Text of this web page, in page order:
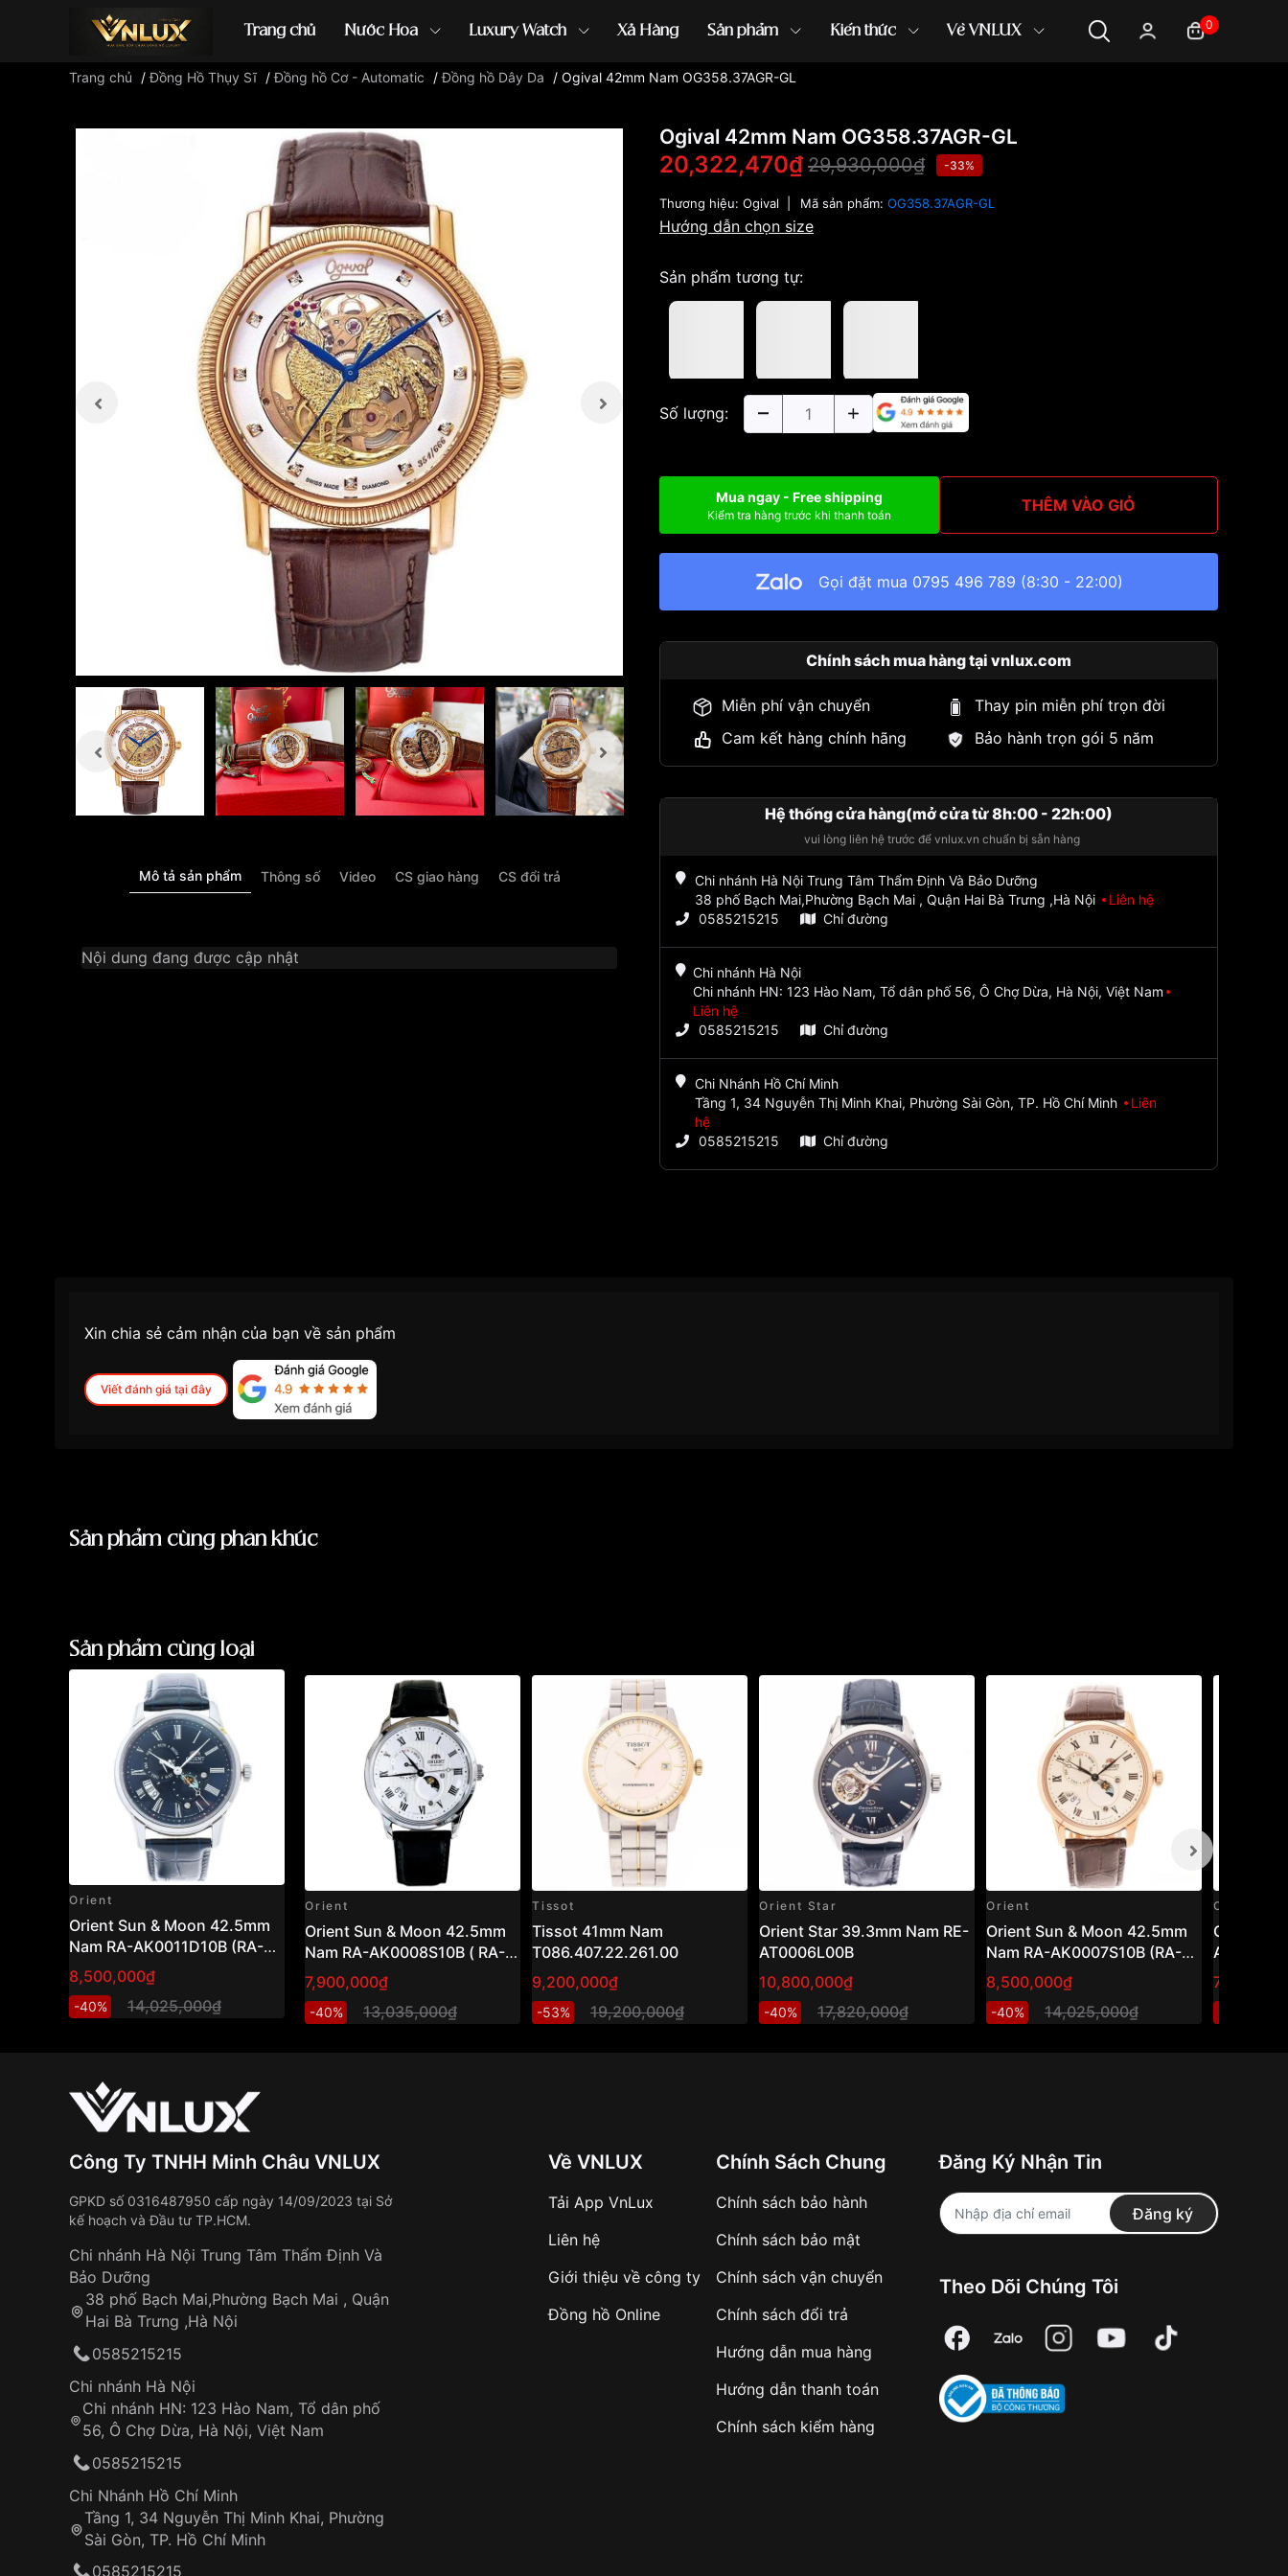
Trang chủ Nước Hoa Luxury Watch Xả Hàng Sản phẩm Kiến thức Về VNLUX 0
Đồng hồ casio đồng hồ G-Shock đồng hồ Orient ...
Trang chủ /Đồng Hồ Thụy Sĩ /Đồng hồ Cơ - Automatic /Đồng hồ Dây Da / Ogival 42mm Nam OG358.37AGR-GL
Mô tả sản phẩm Thông số Video CS giao hàng CS đổi trả
Nội dung đang được cập nhật
Ogival 42mm Nam OG358.37AGR-GL
20,322,470₫ 29,930,000₫ -33%
Thương hiệu: Ogival Mã sản phẩm: OG358.37AGR-GL
Hướng dẫn chọn size
Sản phẩm tương tự:
Số lượng:
Mua ngay - Free shipping
Kiểm tra hàng trước khi thanh toán THÊM VÀO GIỎ
Gọi đặt mua 0795 496 789 (8:30 - 22:00)
Chính sách mua hàng tại vnlux.com
Miễn phí vận chuyển
Thay pin miễn phí trọn đời
Cam kết hàng chính hãng
Bảo hành trọn gói 5 năm
Hệ thống cửa hàng(mở cửa từ 8h:00 - 22h:00)
vui lòng liên hệ trước để vnlux.vn chuẩn bị sẵn hàng
Chi nhánh Hà Nội Trung Tâm Thẩm Định Và Bảo Dưỡng
38 phố Bạch Mai,Phường Bạch Mai , Quận Hai Bà Trưng ,Hà Nội
Liên hệ
0585215215
Chỉ đường
Chi nhánh Hà Nội
Chi nhánh HN: 123 Hào Nam, Tổ dân phố 56, Ô Chợ Dừa, Hà Nội, Việt Nam
Liên hệ
0585215215
Chỉ đường
Chi Nhánh Hồ Chí Minh
Tầng 1, 34 Nguyễn Thị Minh Khai, Phường Sài Gòn, TP. Hồ Chí Minh
Liên
hệ
0585215215
Chỉ đường
Xin chia sẻ cảm nhận của bạn về sản phẩm
Viết đánh giá tại đây
Sản phẩm cùng phân khúc
Sản phẩm cùng loại
Orient
Orient Sun & Moon 42.5mm
Nam RA-AK0011D10B (RA-
AK0011D30B)
8,500,000₫
-40% 14,025,000₫
Orient
Orient Sun & Moon 42.5mm
Nam RA-AK0008S10B ( RA-
AK0008S30B )
7,900,000₫
-40% 13,035,000₫
Tissot
Tissot 41mm Nam
T086.407.22.261.00
9,200,000₫
-53% 19,200,000₫
Orient Star
Orient Star 39.3mm Nam RE-
AT0006L00B
10,800,000₫
-40% 17,820,000₫
Orient
Orient Sun & Moon 42.5mm
Nam RA-AK0007S10B (RA-
AK0007S30B)
8,500,000₫
-40% 14,025,000₫
Orient
Orient
Công Ty TNHH Minh Châu VNLUX
GPKD số 0316487950 cấp ngày 14/09/2023 tại Sở
kế hoạch và Đầu tư TP.HCM.
Chi nhánh Hà Nội Trung Tâm Thẩm Định Và
Bảo Dưỡng
38 phố Bạch Mai,Phường Bạch Mai , Quận
Hai Bà Trưng ,Hà Nội
0585215215
Chi nhánh Hà Nội
Chi nhánh HN: 123 Hào Nam, Tổ dân phố
56, Ô Chợ Dừa, Hà Nội, Việt Nam
0585215215
Chi Nhánh Hồ Chí Minh
Tầng 1, 34 Nguyễn Thị Minh Khai, Phường
Sài Gòn, TP. Hồ Chí Minh
0585215215
Về VNLUX
Tải App VnLux
Liên hệ
Giới thiệu về công ty
Đồng hồ Online
Chính Sách Chung
Chính sách bảo hành
Chính sách bảo mật
Chính sách vận chuyển
Chính sách đổi trả
Hướng dẫn mua hàng
Hướng dẫn thanh toán
Chính sách kiểm hàng
Đăng Ký Nhận Tin
Đăng ký
Theo Dõi Chúng Tôi